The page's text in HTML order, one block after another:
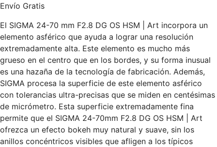
Envío Gratis
El SIGMA 24-70 mm F2.8 DG OS HSM | Art incorpora un
elemento asférico que ayuda a lograr una resolución
extremadamente alta. Este elemento es mucho más
grueso en el centro que en los bordes, y su forma inusual
es una hazaña de la tecnología de fabricación. Además,
SIGMA procesa la superficie de este elemento asférico
con tolerancias ultra-precisas que se miden en centésimas
de micrómetro. Esta superficie extremadamente fina
permite que el SIGMA 24-70mm F2.8 DG OS HSM | Art
ofrezca un efecto bokeh muy natural y suave, sin los
anillos concéntricos visibles que afligen a los típicos